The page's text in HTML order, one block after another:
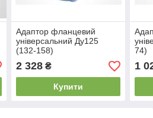
Адаптор фланцевий
універсальний Ду125
(132-158)
2 328₴
Купити
74)
1